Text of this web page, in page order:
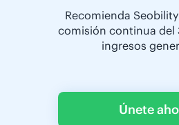
Recomienda
comisión continua del
ingresos
Únete